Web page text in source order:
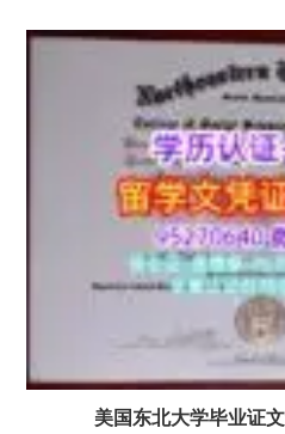
美国东北大学毕业证